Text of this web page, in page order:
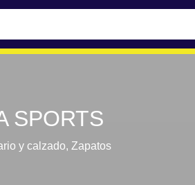
SPORTS
y calzado, Zapatos